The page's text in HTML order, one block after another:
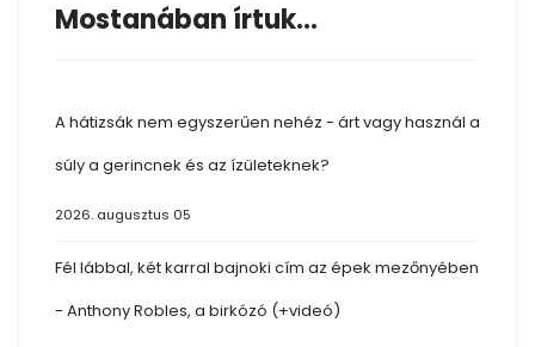
Mostanában írtuk...
A hátizsák nem egyszerűen nehéz - árt vagy használ a
súly a gerincnek és az ízületeknek?
2026. augusztus 05
Fél lábbal, két karral bajnoki cím az épek mezőnyében
- Anthony Robles, a birkózó (+videó)